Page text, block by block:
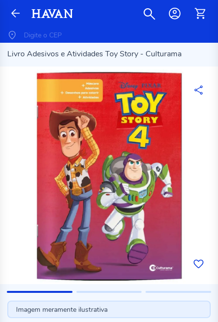
Livro Adesivos e Atividades Toy Story - Culturama
Imagem meramente ilustrativa